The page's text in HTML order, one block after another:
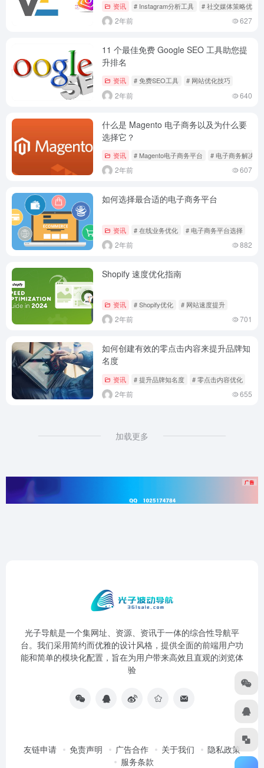
资讯 # Instagram分析工具 # 社交媒体策略优化
2年前 627
11 个最佳免费 Google SEO 工具助您提
升排名
资讯 # 免费SEO工具 # 网站优化技巧
2年前 640
什么是 Magento 电子商务以及为什么要
选择它？
资讯 # Magento电子商务平台 # 电子商务解决方
2年前 607
如何选择最合适的电子商务平台
资讯 # 在线业务优化 # 电子商务平台选择
2年前 882
Shopify 速度优化指南
资讯 # Shopify优化 # 网站速度提升
2年前 701
如何创建有效的零点击内容来提升品牌知
名度
资讯 # 提升品牌知名度 # 零点击内容优化
2年前 655
加载更多
光子导航是一个集网址、资源、资讯于一体的综合性导航平
台。我们采用简约而优雅的设计风格，提供全面的前端用户功
能和简单的模块化配置，旨在为用户带来高效且直观的浏览体
验
友链申请 免责声明 广告合作 关于我们
隐私政策
服务条款